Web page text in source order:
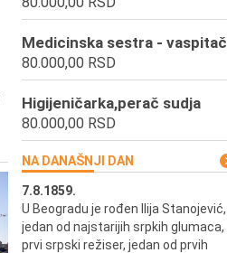
Medicinska sestra - vaspitač
80.000,00 RSD
Higijeničarka,perač sudja
80.000,00 RSD
NA DANAŠNJI DAN
7.8.1859.
U Beogradu je rođen Ilija Stanojević,
jedan od najstarijih srpkih glumaca,
prvi srpski režiser, jedan od prvih